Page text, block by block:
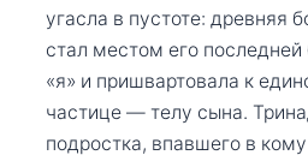
угасла в пустоте: древняя
стал местом его последней
«я» и пришвартовала к
частице — телу сына.
подростка, впавшего в